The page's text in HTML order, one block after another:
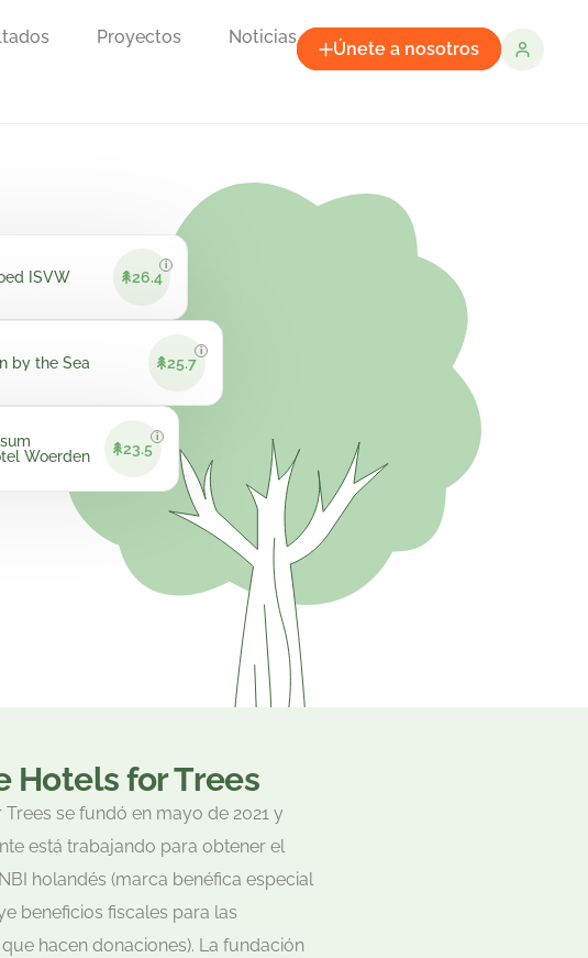
Proyectos Noticias
Únete a nosotros
ISVW 26.4
i
by the Sea 25.7
i
Woerden
23.5
i
Hotels for Trees
se fundó en mayo de 2021 y
está trabajando para obtener el
holandés (marca benéfica especial
beneficios fiscales para las
hacen donaciones). La fundación